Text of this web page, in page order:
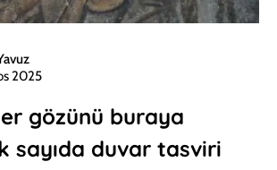
2025
gözünü buraya
sayıda duvar tasviri